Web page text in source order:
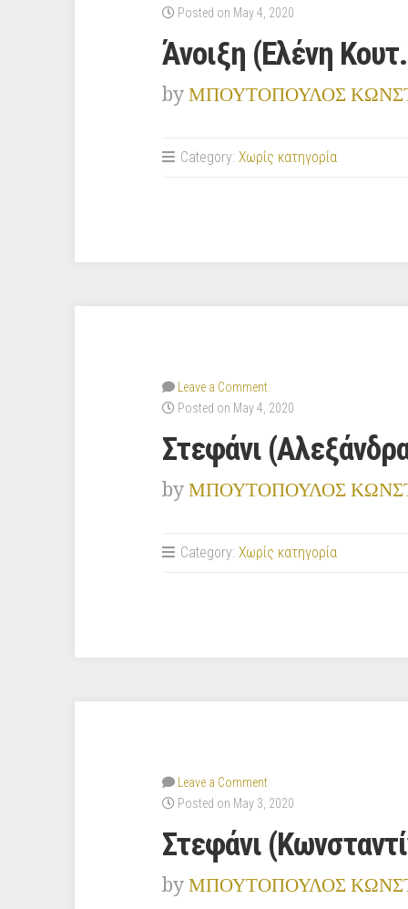
Posted on May 4, 2020
Άνοιξη (Ελένη
by ΜΠΟΥΤΟΠΟΥΛΟΣ
Category: Χωρίς κατηγορία
Leave a Comment
Posted on May 4, 2020
Στεφάνι
by ΜΠΟΥΤΟΠΟΥΛΟΣ
Category: Χωρίς κατηγορία
Leave a Comment
Posted on May 3, 2020
Στεφάνι
by ΜΠΟΥΤΟΠΟΥΛΟΣ